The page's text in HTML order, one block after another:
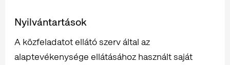
Nyilvántartások
A közfeladatot ellátó szerv által az
alaptevékenysége ellátásához használt saját